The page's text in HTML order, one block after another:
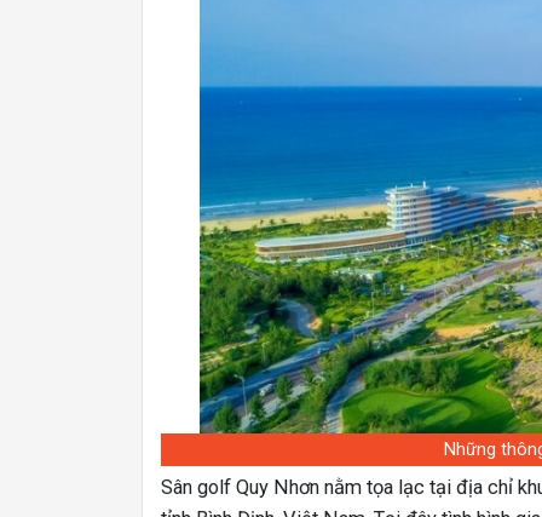
Những
Sân golf Quy Nhơn nằm tọa lạc tại địa chỉ